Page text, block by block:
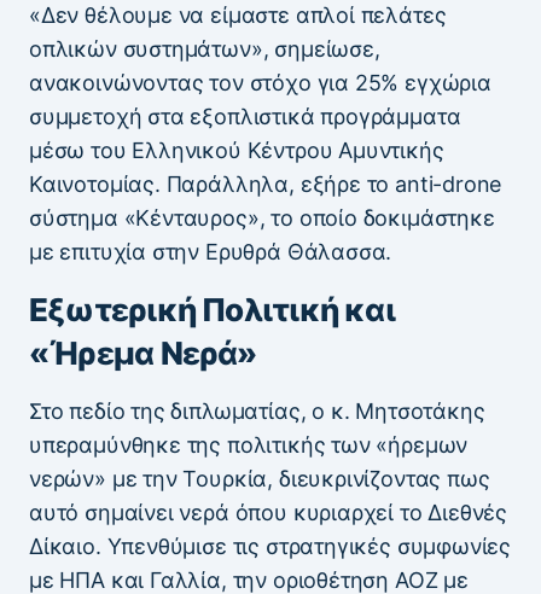
«Δεν θέλουμε να είμαστε απλοί πελάτες
οπλικών συστημάτων», σημείωσε,
ανακοινώνοντας τον στόχο για 25% εγχώρια
συμμετοχή στα εξοπλιστικά προγράμματα
μέσω του Ελληνικού Κέντρου Αμυντικής
Καινοτομίας. Παράλληλα, εξήρε το anti-drone
σύστημα «Κένταυρος», το οποίο δοκιμάστηκε
με επιτυχία στην Ερυθρά Θάλασσα.
Εξωτερική Πολιτική και
«Ήρεμα Νερά»
Στο πεδίο της διπλωματίας, ο κ. Μητσοτάκης
υπεραμύνθηκε της πολιτικής των «ήρεμων
νερών» με την Τουρκία, διευκρινίζοντας πως
αυτό σημαίνει νερά όπου κυριαρχεί το Διεθνές
Δίκαιο. Υπενθύμισε τις στρατηγικές συμφωνίες
με ΗΠΑ και Γαλλία, την οριοθέτηση ΑΟΖ με